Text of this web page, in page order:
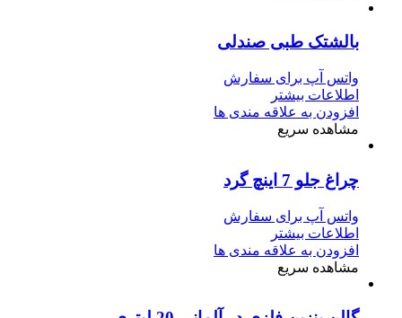
بالشتک طبی صندلی
واتس آپ برای سفارش
اطلاعات بیشتر
افزودن به علاقه مندی ها
مشاهده سریع
چراغ جلو 7 اینچ گرد
واتس آپ برای سفارش
اطلاعات بیشتر
افزودن به علاقه مندی ها
مشاهده سریع